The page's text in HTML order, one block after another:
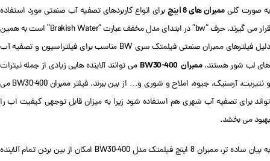
به صورت کلیممبران های 8 اینچ
برای انواع کاربردهای تصفیه آب صنعتی مورد استفاده
قرار می گیرند. حرف “bw” در ابتدای مدل مخفف عبارت “Brakish Water” است به همین
دلیل فیلترهای ممبران صنعتی فیلمتک سری BW مناسب برای فیلتراسیون و تصفیه آب
های لب شور هستند.ممبران BW30-400
می توانند آلاینده هایی زیادی از جمله نیترات
و نتیریت، آرسنیک، جیوه، املاح و شوری و… از بین ببرند. فیلتر ممبران BW30-400 می
تواند برای تصفیه آب شهری هم استفاده شود زیرا به میزان قابل توجهی کیفیت اب را
بهبود می بخشد.
به بیان ساده تر، ممبران 8 اینچ فیلمتک مدل BW30-400 امکان از بین بردن تمام آلاینده